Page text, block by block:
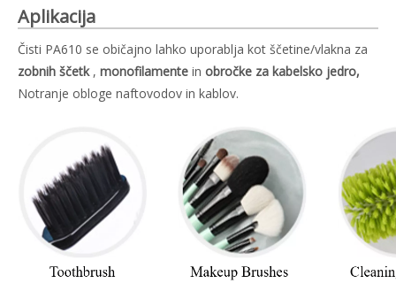
Aplikacija
Čisti PA610 se običajno lahko uporablja kot ščetine/vlakna za
zobnih ščetk , monofilamente in obročke za kabelsko jedro,
Notranje obloge naftovodov in kablov.